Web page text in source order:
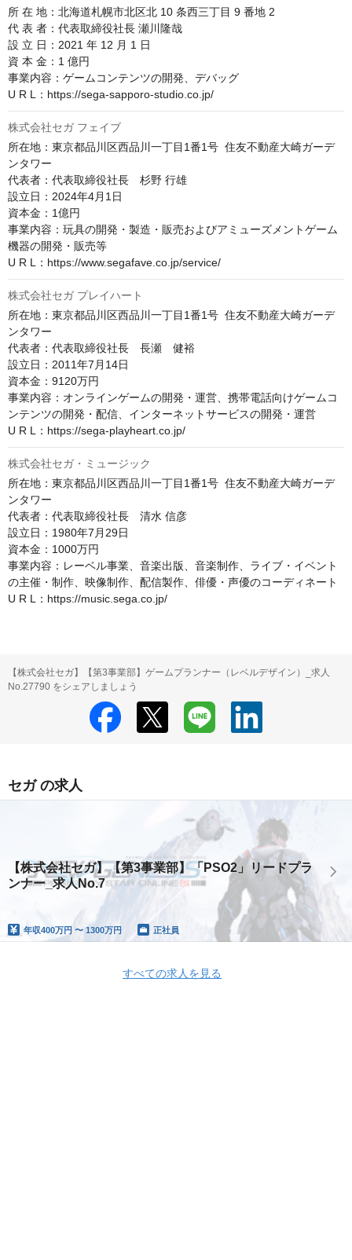
所 在 地：北海道札幌市北区北 10 条西三丁目 9 番地 2
代 表 者：代表取締役社長 瀬川隆哉
設 立 日：2021 年 12 月 1 日
資 本 金：1 億円
事業内容：ゲームコンテンツの開発、デバッグ
U R L：https://sega-sapporo-studio.co.jp/
株式会社セガ フェイブ
所在地：東京都品川区西品川一丁目1番1号  住友不動産大崎ガーデ
ンタワー
代表者：代表取締役社長　杉野 行雄
設立日：2024年4月1日
資本金：1億円
事業内容：玩具の開発・製造・販売およびアミューズメントゲーム
機器の開発・販売等
U R L：https://www.segafave.co.jp/service/
株式会社セガ プレイハート
所在地：東京都品川区西品川一丁目1番1号  住友不動産大崎ガーデ
ンタワー
代表者：代表取締役社長　長瀬　健裕
設立日：2011年7月14日
資本金：9120万円
事業内容：オンラインゲームの開発・運営、携帯電話向けゲームコ
ンテンツの開発・配信、インターネットサービスの開発・運営
U R L：https://sega-playheart.co.jp/
株式会社セガ・ミュージック
所在地：東京都品川区西品川一丁目1番1号  住友不動産大崎ガーデ
ンタワー
代表者：代表取締役社長　清水 信彦
設立日：1980年7月29日
資本金：1000万円
事業内容：レーベル事業、音楽出版、音楽制作、ライブ・イベント
の主催・制作、映像制作、配信製作、俳優・声優のコーディネート
U R L：https://music.sega.co.jp/
【株式会社セガ】【第3事業部】ゲームプランナー（レベルデザイン）_求人
No.27790 をシェアしましょう
セガ の求人
【株式会社セガ】【第3事業部】「PSO2」リードプラ
ンナー_求人No.7
年収400万円 〜 1300万円 正社員
すべての求人を見る